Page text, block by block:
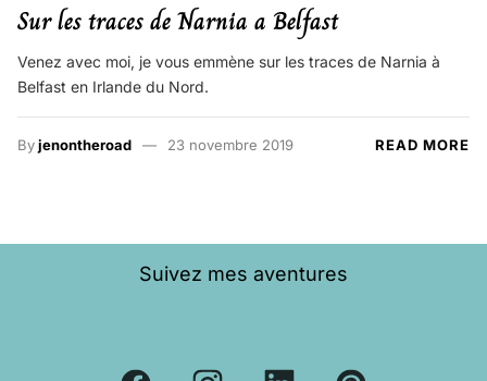
Sur les traces de Narnia a Belfast
Venez avec moi, je vous emmène sur les traces de Narnia à
Belfast en Irlande du Nord.
Byjenontheroad 23 novembre 2019 READ MORE
Suivez mes aventures